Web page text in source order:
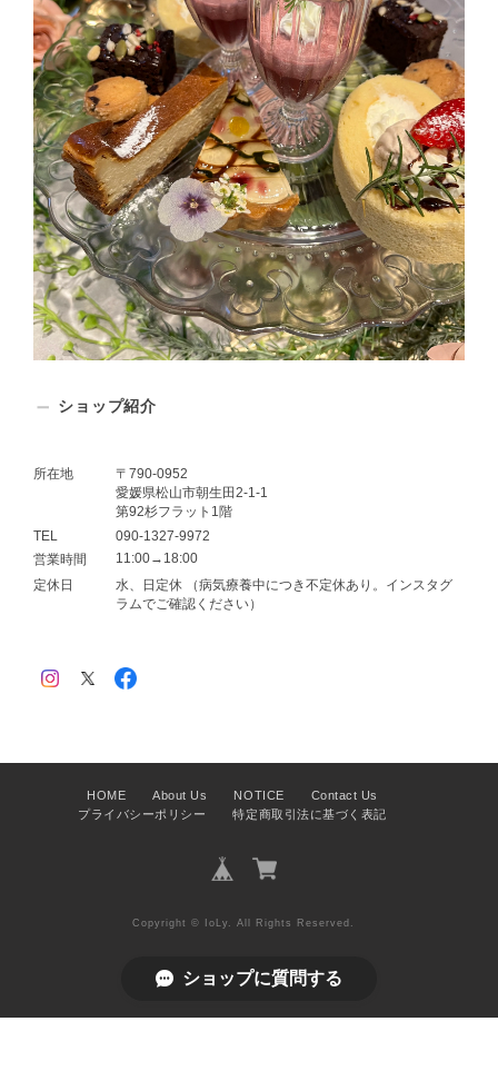
ショップ紹介
所在地
〒790-0952
愛媛県松山市朝生田2-1-1
第92杉フラット1階
TEL
090-1327-9972
営業時間
11:00→18:00
定休日
水、日定休 （病気療養中につき不定休あり。インスタグ
ラムでご確認ください）
HOME About Us NOTICE
Contact Us
プライバシーポリシー
特定商取引法に基づく表記
Copyright © IoLy. All Rights Reserved.
ショップに質問する